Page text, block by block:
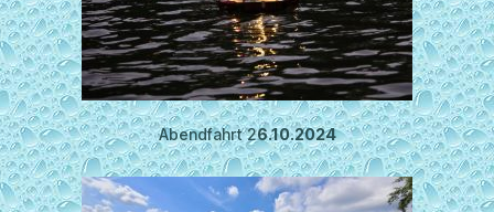
Abendfahrt 26.10.2024